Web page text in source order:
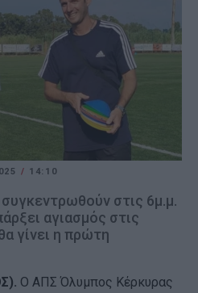
/ 14:10
συγκεντρωθούν στις 6μ.μ.
αγιασμός στις
γίνει η πρώτη
Ο ΑΠΣ Όλυμπος Κέρκυρας